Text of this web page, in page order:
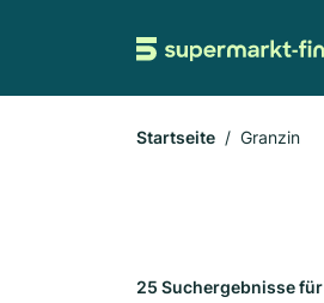
Startseite Granzin
25 Suchergebnisse für